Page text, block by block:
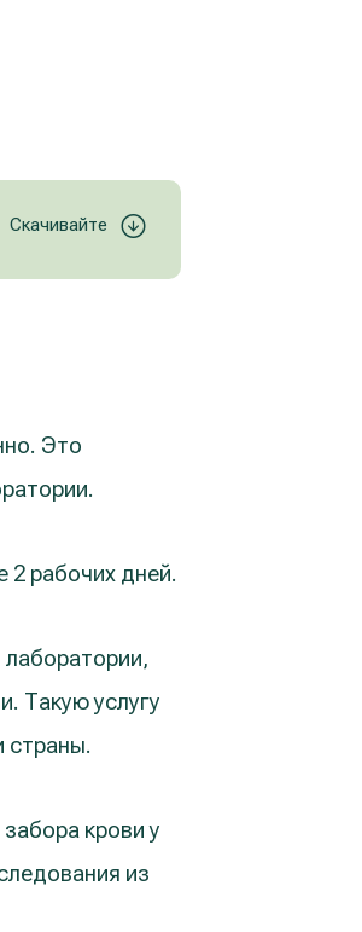
Скачивайте
Это
2 рабочих дней.
Такую услугу
страны.
крови у
из